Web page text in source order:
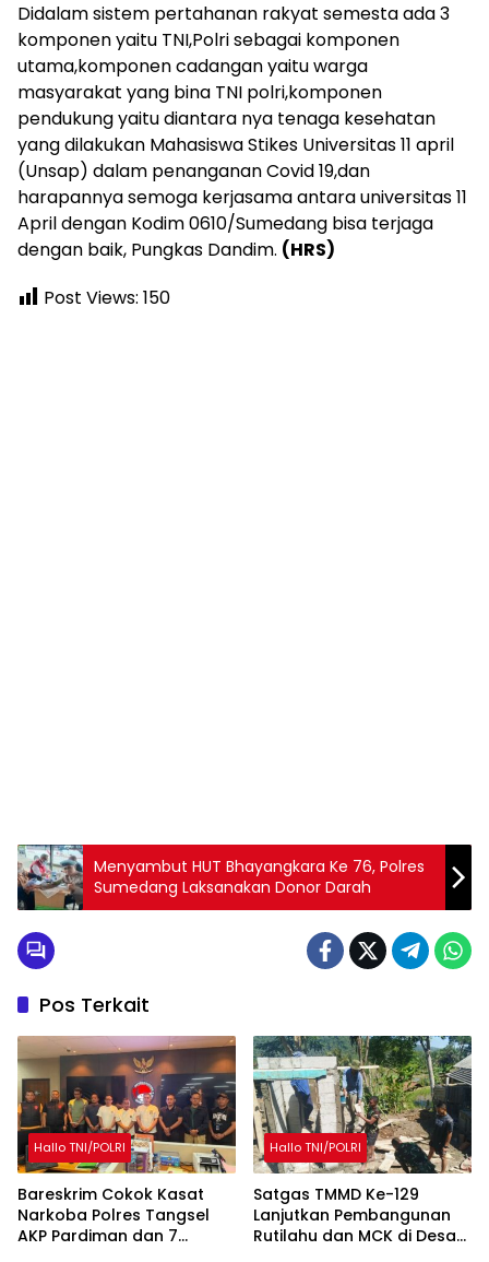
Didalam sistem pertahanan rakyat semesta ada 3
komponen yaitu TNI,Polri sebagai komponen
utama,komponen cadangan yaitu warga
masyarakat yang bina TNI polri,komponen
pendukung yaitu diantara nya tenaga kesehatan
yang dilakukan Mahasiswa Stikes Universitas 11 april
(Unsap) dalam penanganan Covid 19,dan
harapannya semoga kerjasama antara universitas 11
April dengan Kodim 0610/Sumedang bisa terjaga
dengan baik, Pungkas Dandim. (HRS)
Post Views: 150
Menyambut HUT Bhayangkara Ke 76, Polres
Sumedang Laksanakan Donor Darah
Pos Terkait
Hallo TNI/POLRI
Bareskrim Cokok Kasat
Narkoba Polres Tangsel
AKP Pardiman dan 7
Hallo TNI/POLRI
Satgas TMMD Ke-129
Lanjutkan Pembangunan
Rutilahu dan MCK di Desa